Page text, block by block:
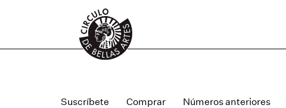
Suscríbete Comprar Números anteriores